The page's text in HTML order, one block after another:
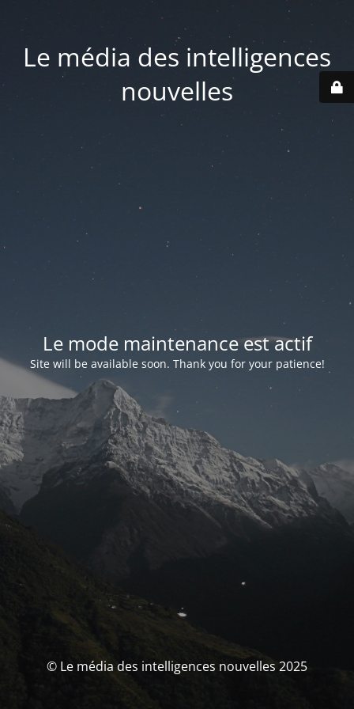
Le média des intelligences
nouvelles
Le mode maintenance est actif
Site will be available soon. Thank you for your patience!
© Le média des intelligences nouvelles 2025